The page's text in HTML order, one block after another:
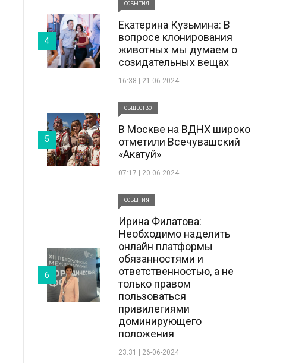
СОБЫТИЯ
Екатерина Кузьмина: В
вопросе клонирования
животных мы думаем о
созидательных вещах
16:38 | 21-06-2024
4
ОБЩЕСТВО
В Москве на ВДНХ широко
отметили Всечувашский
«Акатуй»
07:17 | 20-06-2024
5
СОБЫТИЯ
Ирина Филатова:
Необходимо наделить
онлайн платформы
обязанностями и
ответственностью, а не
только правом
пользоваться
привилегиями
доминирующего
положения
23:31 | 26-06-2024
6